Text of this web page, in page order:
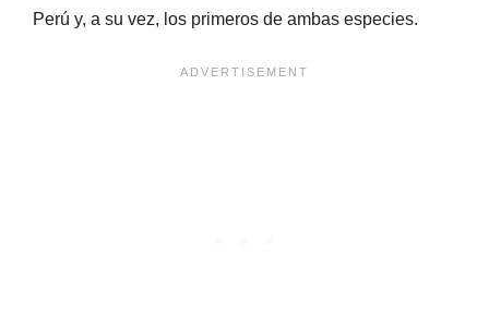
Perú y, a su vez, los primeros de ambas especies.